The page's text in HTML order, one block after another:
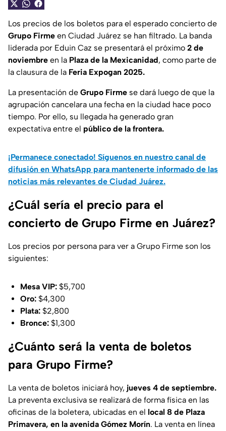
Los precios de los boletos para el esperado concierto de
Grupo Firme en Ciudad Juárez se han filtrado. La banda
liderada por Eduin Caz se presentará el próximo 2 de
noviembre en la Plaza de la Mexicanidad, como parte de
la clausura de la Feria Expogan 2025.
La presentación de Grupo Firme se dará luego de que la
agrupación cancelara una fecha en la ciudad hace poco
tiempo. Por ello, su llegada ha generado gran
expectativa entre el público de la frontera.
¡Permanece conectado! Síguenos en nuestro canal de
difusión en WhatsApp para mantenerte informado de las
noticias más relevantes de Ciudad Juárez.
¿Cuál sería el precio para el
concierto de Grupo Firme en Juárez?
Los precios por persona para ver a Grupo Firme son los
siguientes:
Mesa VIP: $5,700
Oro: $4,300
Plata: $2,800
Bronce: $1,300
¿Cuánto será la venta de boletos
para Grupo Firme?
La venta de boletos iniciará hoy, jueves 4 de septiembre.
La preventa exclusiva se realizará de forma física en las
oficinas de la boletera, ubicadas en el local 8 de Plaza
Primavera, en la avenida Gómez Morín. La venta en línea